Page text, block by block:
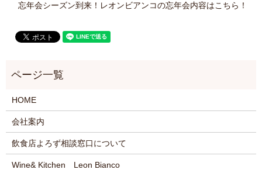
忘年会シーズン到来！レオンビアンコの忘年会内容はこちら！
HOME
会社案内
飲食店よろず相談窓口について
Wine& Kitchen Leon Bianco